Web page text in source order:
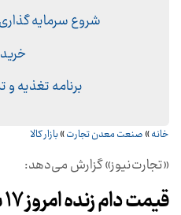
شروع سرمایه گذاری
برنامه تغذیه